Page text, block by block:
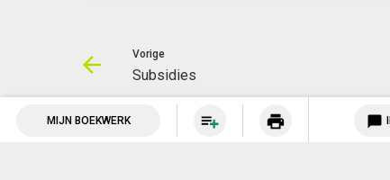
Vorige
Subsidies
MIJN BOEKWERK print chat_bubble